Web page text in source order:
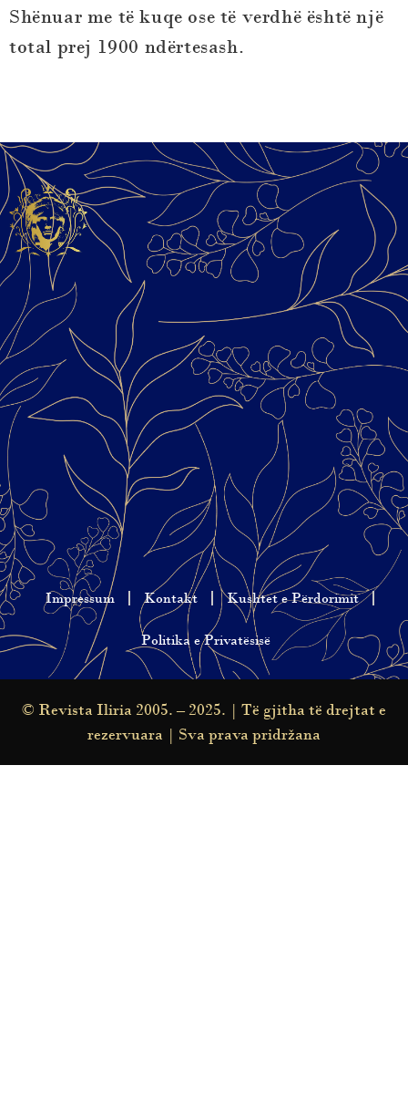
Shënuar me të kuqe ose të verdhë është një
total prej 1900 ndërtesash.
Impressum Kontakt Kushtet e Përdorimit
Politika e Privatësisë
© Revista Iliria 2005. – 2025. | Të gjitha të drejtat e
rezervuara | Sva prava pridržana